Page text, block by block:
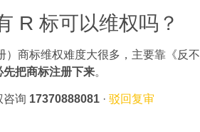
R 标可以维权吗？
商标维权难度大很多，主要靠《反
先把商标注册下来。
咨询 17370888081 · 驳回复审